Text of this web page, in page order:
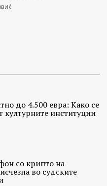
до 4.500 евра: Како се
културните институции
со крипто на
во судските